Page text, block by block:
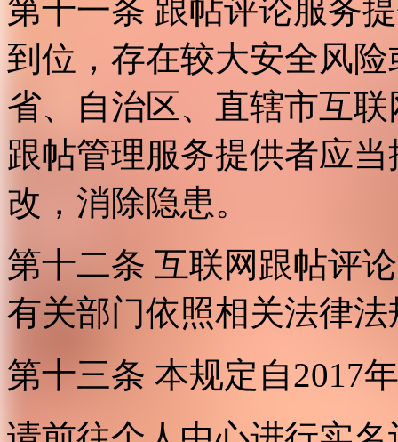
第十一条 跟帖评论服务
到位，存在较大安全风
省、自治区、直辖市互
跟帖管理服务提供者应
改，消除隐患。
第十二条 互联网跟帖评
有关部门依照相关法律
第十三条 本规定自2017